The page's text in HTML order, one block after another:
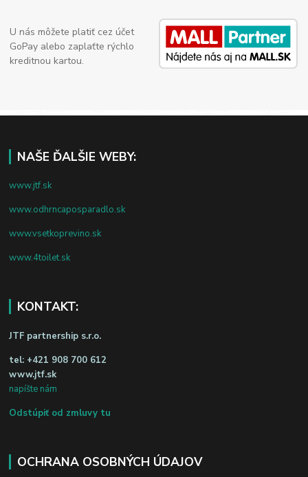
U nás môžete platiť cez účet
GoPay alebo zaplaťte rýchlo
kreditnou kartou.
NAŠE ĎALŠIE WEBY:
www.jtf.sk
www.odhrncaposparadlo.sk
www.vsetkoprevino.sk
www.4toilet.sk
KONTAKT:
JTF partnership s.r.o.
tel: +421 908 700 612
www.jtf.sk
napíšte nám
Odstúpiť od zmluvy tu
OCHRANA OSOBNÝCH ÚDAJOV